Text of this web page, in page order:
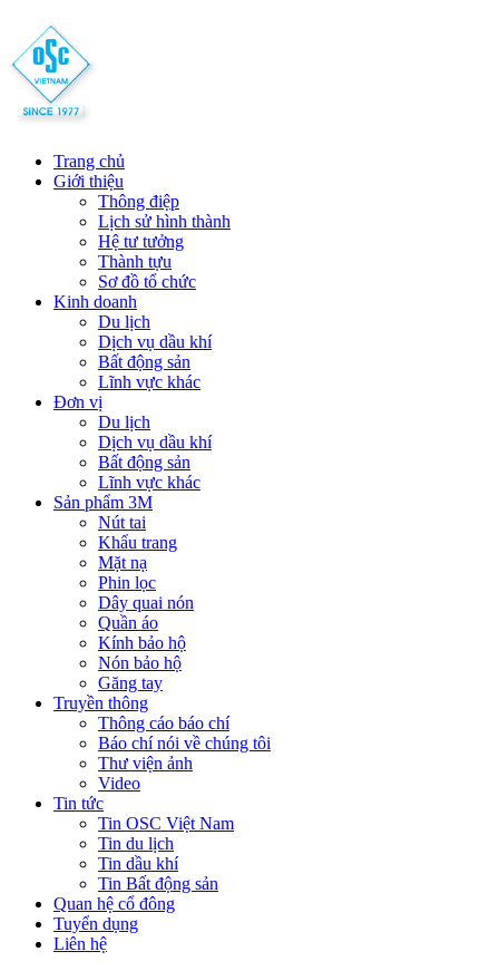
Trang chủ
Giới thiệu
Thông điệp
Lịch sử hình thành
Hệ tư tưởng
Thành tựu
Sơ đồ tổ chức
Kinh doanh
Du lịch
Dịch vụ dầu khí
Bất động sản
Lĩnh vực khác
Đơn vị
Du lịch
Dịch vụ dầu khí
Bất động sản
Lĩnh vực khác
Sản phẩm 3M
Nút tai
Khẩu trang
Mặt nạ
Phin lọc
Dây quai nón
Quần áo
Kính bảo hộ
Nón bảo hộ
Găng tay
Truyền thông
Thông cáo báo chí
Báo chí nói về chúng tôi
Thư viện ảnh
Video
Tin tức
Tin OSC Việt Nam
Tin du lịch
Tin dầu khí
Tin Bất động sản
Quan hệ cổ đông
Tuyển dụng
Liên hệ